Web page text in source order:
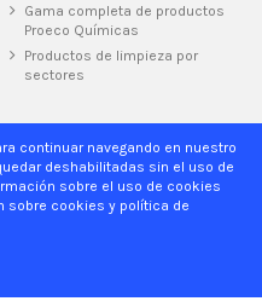
Gama completa de productos
Proeco Químicas
Productos de limpieza por
sectores
continuar navegando en nuestro
deshabilitadas sin el uso de
sobre el uso de cookies
sobre cookies y política de